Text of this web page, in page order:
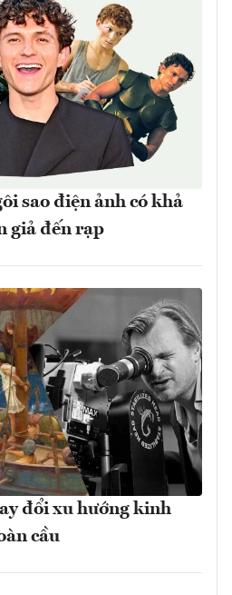
sao điện ảnh có khả
giả đến rạp
đổi xu hướng kinh
cầu